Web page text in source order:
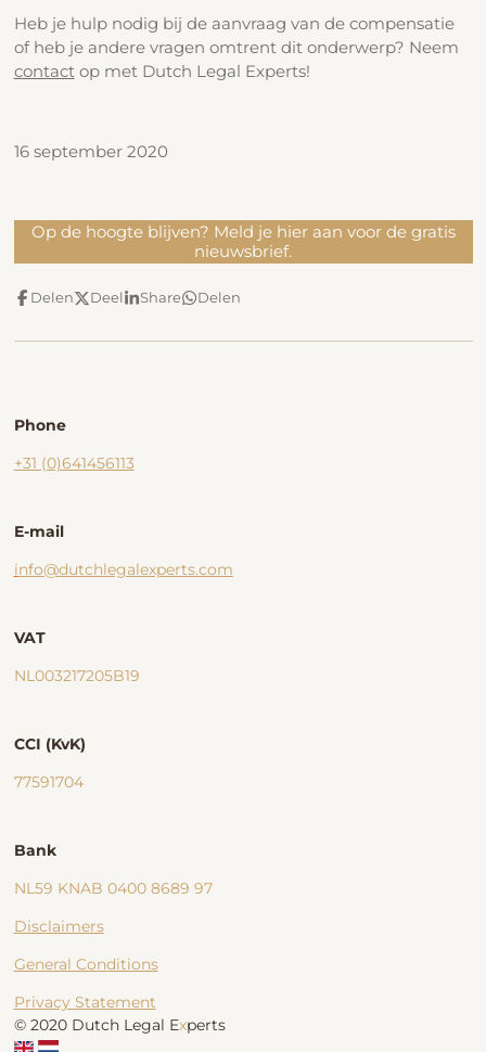
Heb je hulp nodig bij de aanvraag van de compensatie
of heb je andere vragen omtrent dit onderwerp? Neem
contactop met Dutch Legal Experts!
16 september 2020
Op de hoogte blijven? Meld je hier aan voor de gratis
nieuwsbrief.
Delen Deel Share Delen
Phone
+31 (0)641456113
E-mail
info@dutchlegalexperts.com
VAT
NL003217205B19
CCI (KvK)
77591704
Bank
NL59 KNAB 0400 8689 97
Disclaimers
General Conditions
Privacy Statement
© 2020 Dutch Legal Experts